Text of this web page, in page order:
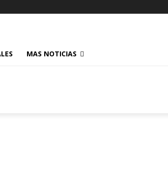
MAS NOTICIAS